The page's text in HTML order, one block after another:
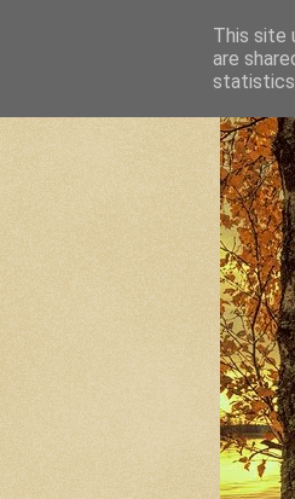
This site
are